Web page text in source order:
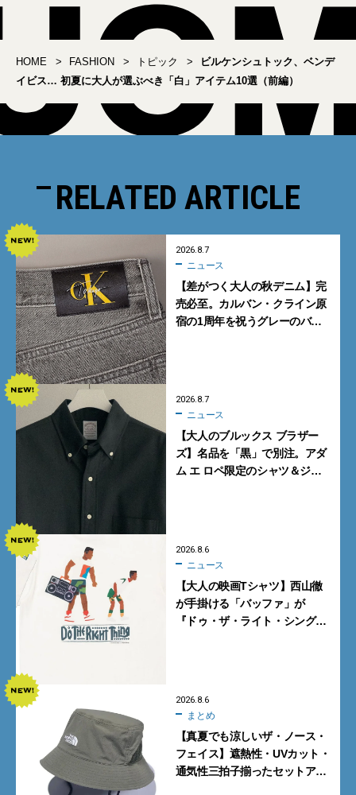
HOME FASHION トピック
ビルケンシュトック、ベンデ
イビス… 初夏に大人が選ぶべき「白」アイテム10選（前編）
RELATED ARTICLE
2026.8.7
ニュース
【差がつく大人の秋デニム】完
売必至。カルバン・クライン原
宿の1周年を祝うグレーのバ
2026.8.7
ニュース
【大人のブルックス ブラザー
ズ】名品を「黒」で別注。アダ
ム エ ロペ限定のシャツ＆ジャ
2026.8.6
ニュース
【大人の映画Tシャツ】西山徹
が手掛ける「バッファ」が
『ドゥ・ザ・ライト・シング』
2026.8.6
まとめ
【真夏でも涼しいザ・ノース・
フェイス】遮熱性・UVカット・
通気性三拍子揃ったセットアッ